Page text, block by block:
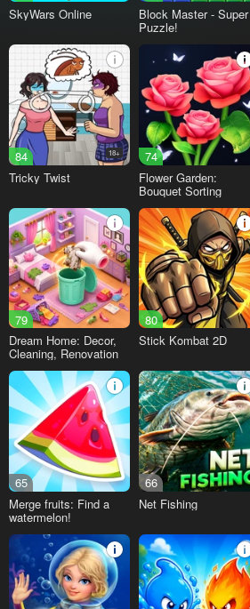
SkyWars Online
Block Master - Super
Puzzle!
84 18+
Tricky Twist
74
Flower Garden:
Bouquet Sorting
79
Dream Home: Decor,
Cleaning, Renovation
80
Stick Kombat 2D
65
Merge fruits: Find a
watermelon!
66
Net Fishing